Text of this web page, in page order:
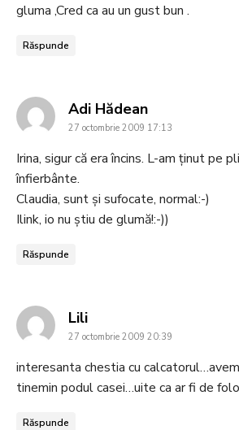
gluma ,Cred ca au un gust bun .
Răspunde
Adi Hădeansays:
27 octombrie 2009 17:13
Irina, sigur că era încins. L-am ținut pe
înfierbânte.
Claudia, sunt și sufocate, normal:-)
Ilink, io nu știu de glumă!:-))
Răspunde
Lilisays:
27 octombrie 2009 20:39
interesanta chestia cu
tinemin podul casei…uite ca ar fi de
Răspunde